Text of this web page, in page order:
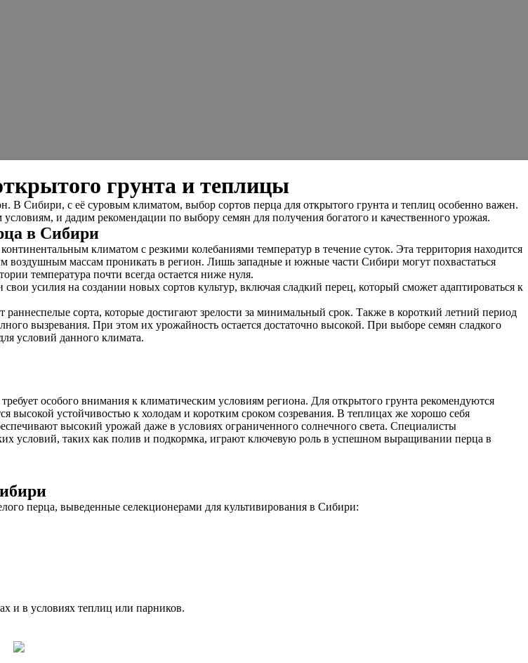
грунта и теплицы
Сибири, с её суровым климатом, выбор сортов перца для открытого грунта и теплиц особенно важен.
и дадим рекомендации по выбору семян для получения богатого и качественного урожая.
в Сибири
климатом с резкими колебаниями температур в течение суток. Эта территория находится
воздушным массам проникать в регион. Лишь западные и южные части Сибири могут похвастаться
температура почти всегда остается ниже нуля.
усилия на создании новых сортов культур, включая сладкий перец, который сможет адаптироваться к
сорта, которые достигают зрелости за минимальный срок. Также в короткий летний период
вызревания. При этом их урожайность остается достаточно высокой. При выборе семян сладкого
условий данного климата.
особого внимания к климатическим условиям региона. Для открытого грунта рекомендуются
высокой устойчивостью к холодам и коротким сроком созревания. В теплицах же хорошо себя
высокий урожай даже в условиях ограниченного солнечного света. Специалисты
условий, таких как полив и подкормка, играют ключевую роль в успешном выращивании перца в
перца, выведенные селекционерами для культивирования в Сибири:
и в условиях теплиц или парников.